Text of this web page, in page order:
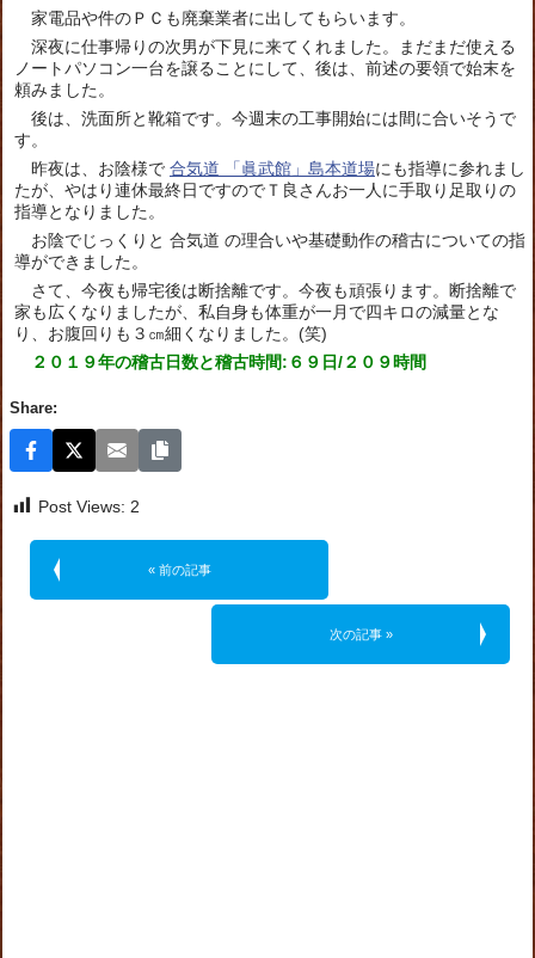
家電品や件のＰＣも廃棄業者に出してもらいます。
深夜に仕事帰りの次男が下見に来てくれました。まだまだ使える
ノートパソコン一台を譲ることにして、後は、前述の要領で始末を
頼みました。
後は、洗面所と靴箱です。今週末の工事開始には間に合いそうで
す。
昨夜は、お陰様で 合気道 「眞武館」島本道場にも指導に参れまし
たが、やはり連休最終日ですのでＴ良さんお一人に手取り足取りの
指導となりました。
お陰でじっくりと 合気道 の理合いや基礎動作の稽古についての指
導ができました。
さて、今夜も帰宅後は断捨離です。今夜も頑張ります。断捨離で
家も広くなりましたが、私自身も体重が一月で四キロの減量とな
り、お腹回りも３㎝細くなりました。(笑)
２０１９年の稽古日数と稽古時間:６９日/２０９時間
Share:
Post Views: 2
« 前の記事
次の記事 »